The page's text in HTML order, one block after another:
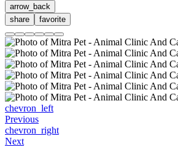
arrow_back
share
favorite
chevron_left
Previous
chevron_right
Next